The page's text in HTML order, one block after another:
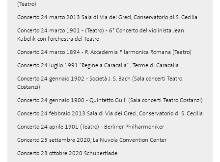
(Teatro)
Concerto 24 marzo 2013 Sala di Via dei Greci, Conservatorio di S. Cecilia
Concerto 24 marzo 1901 - (Teatro) - 6° Concerto del violinista Jean
Kubelik con l'orchestra del Teatro
Concerto 24 marzo 1894 - R. Accademia Filarmonica Romana (Teatro)
Concerto 24 luglio 1991 "Regine a Caracalla" , Terme di Caracalla
Concerto 24 gennaio 1902 - Società J. S. Bach (Sala concerti Teatro
Costanzi)
Concerto 24 gennaio 1900 - Quintetto Gullì (Sala concerti Teatro Costanzi)
Concerto 24 febbraio 2013 Sala di Via dei Greci, Conservatorio di S. Cecilia
Concerto 24 aprile 1901 (Teatro) - Berliner Philharmoniker
Concerto 23 settembre 2020, La Nuvola Convention Center
Concerto 23 ottobre 2020 Schubertiade